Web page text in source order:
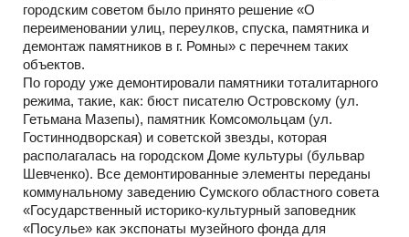
городским советом было принято решение «О
переименовании улиц, переулков, спуска, памятника и
демонтаж памятников в г. Ромны» с перечнем таких
объектов.
По городу уже демонтировали памятники тоталитарного
режима, такие, как: бюст писателю Островскому (ул.
Гетьмана Мазепы), памятник Комсомольцам (ул.
Гостиннодворская) и советской звезды, которая
располагалась на городском Доме культуры (бульвар
Шевченко). Все демонтированные элементы переданы
коммунальному заведению Сумского областного совета
«Государственный историко-культурный заповедник
«Посулье» как экспонаты музейного фонда для